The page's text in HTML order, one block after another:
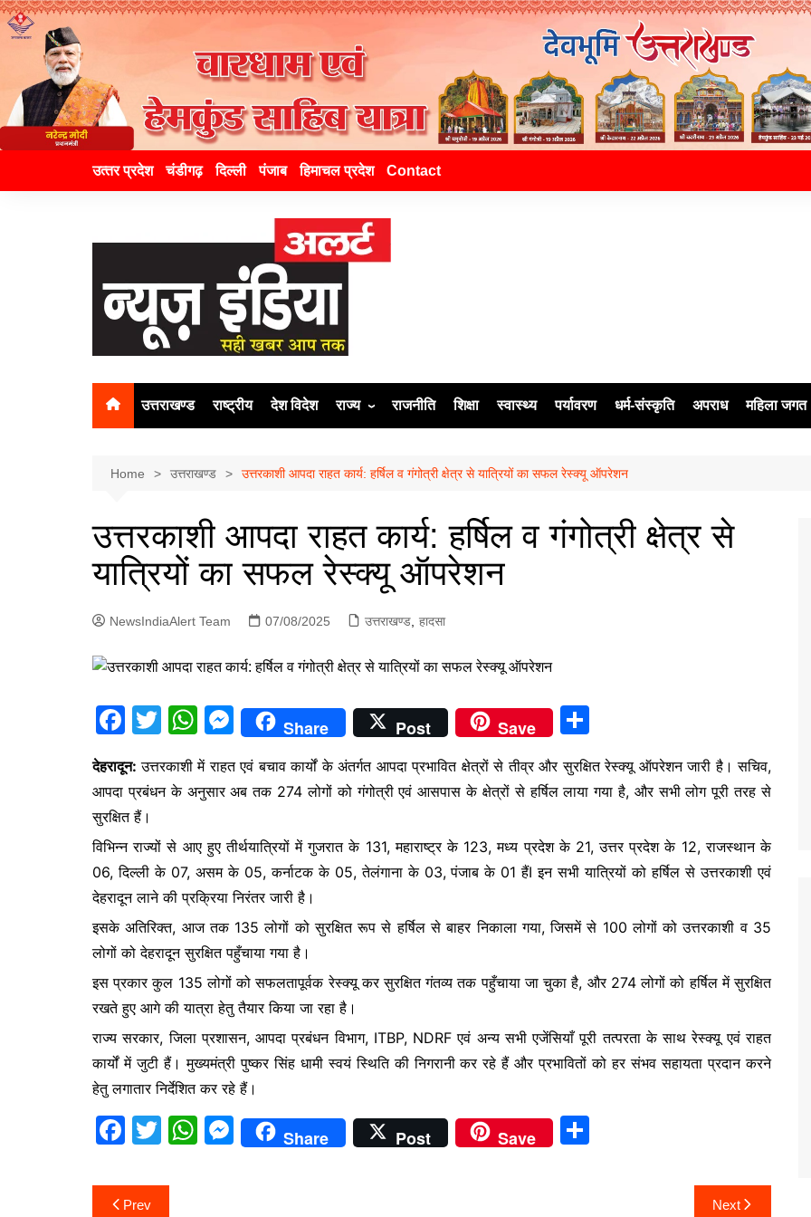
उत्‍तर प्रदेश चंडीगढ़ दिल्ली पंजाब हिमाचल प्रदेश Contact
उत्तराखण्ड राष्ट्रीय देश विदेश राज्य
दिल्ली
पंजाब
चंडीगढ़
राजनीति शिक्षा स्वास्थ्य पर्यावरण धर्म-संस्कृति अपराध महिला जगत
Home उत्तराखण्ड उत्तरकाशी आपदा राहत कार्य: हर्षिल व गंगोत्री क्षेत्र से यात्रियों का सफल रेस्क्यू ऑपरेशन
उत्तरकाशी आपदा राहत कार्य: हर्षिल व गंगोत्री क्षेत्र से
यात्रियों का सफल रेस्क्यू ऑपरेशन
NewsIndiaAlert Team 07/08/2025 उत्तराखण्ड हादसा
F
c
e
b
o
o
k
T
itt
er
W
h
at
s
A
p
p
M
e
s
s
e
n
g
er
Share Post Save
h
ar
e
देहरादून:उत्तरकाशी में राहत एवं बचाव कार्यों के अंतर्गत आपदा प्रभावित क्षेत्रों से तीव्र और सुरक्षित रेस्क्यू ऑपरेशन जारी है। सचिव,
आपदा प्रबंधन के अनुसार अब तक 274 लोगों को गंगोत्री एवं आसपास के क्षेत्रों से हर्षिल लाया गया है, और सभी लोग पूरी तरह से
सुरक्षित हैं।
विभिन्न राज्यों से आए हुए तीर्थयात्रियों में गुजरात के 131, महाराष्ट्र के 123, मध्य प्रदेश के 21, उत्तर प्रदेश के 12, राजस्थान के
06, दिल्ली के 07, असम के 05, कर्नाटक के 05, तेलंगाना के 03, पंजाब के 01 हैंI इन सभी यात्रियों को हर्षिल से उत्तरकाशी एवं
देहरादून लाने की प्रक्रिया निरंतर जारी है।
इसके अतिरिक्त, आज तक 135 लोगों को सुरक्षित रूप से हर्षिल से बाहर निकाला गया, जिसमें से 100 लोगों को उत्तरकाशी व 35
लोगों को देहरादून सुरक्षित पहुँचाया गया है।
इस प्रकार कुल 135 लोगों को सफलतापूर्वक रेस्क्यू कर सुरक्षित गंतव्य तक पहुँचाया जा चुका है, और 274 लोगों को हर्षिल में सुरक्षित
रखते हुए आगे की यात्रा हेतु तैयार किया जा रहा है।
राज्य सरकार, जिला प्रशासन, आपदा प्रबंधन विभाग, ITBP, NDRF एवं अन्य सभी एजेंसियाँ पूरी तत्परता के साथ रेस्क्यू एवं राहत
कार्यों में जुटी हैं। मुख्यमंत्री पुष्कर सिंह धामी स्वयं स्थिति की निगरानी कर रहे हैं और प्रभावितों को हर संभव सहायता प्रदान करने
हेतु लगातार निर्देशित कर रहे हैं।
F
c
T
itt
W M
e
Share Post Save
Post
Prev Next